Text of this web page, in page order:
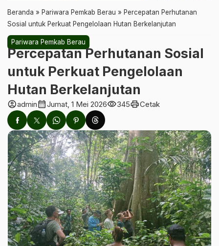
Beranda » Pariwara Pemkab Berau » Percepatan Perhutanan
Sosial untuk Perkuat Pengelolaan Hutan Berkelanjutan
Pariwara Pemkab Berau
Percepatan Perhutanan Sosial
untuk Perkuat Pengelolaan
Hutan Berkelanjutan
account_circleadmincalendar_monthJumat, 1 Mei 2026visibility345printCetak